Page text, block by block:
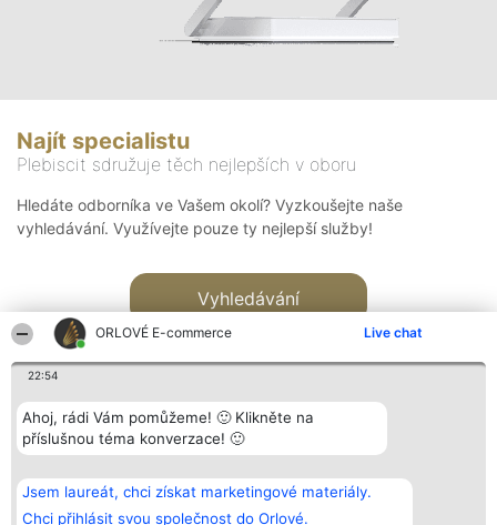
ORLOVÉ E-commerce Live chat
22:54
Ahoj, rádi Vám pomůžeme! 🙂 Klikněte na
příslušnou téma konverzace! 🙂
Jsem laureát, chci získat marketingové materiály.
Chci přihlásit svou společnost do Orlové.
Najít specialistu
Plebiscit sdružuje těch nejlepších v oboru
Hledáte odborníka ve Vašem okolí? Vyzkoušejte naše
vyhledávání. Využívejte pouze ty nejlepší služby!
Vyhledávání
Bright Side Solutions sp. z o.
o. sp. k.
ul. Ruska 22
Vítězové
Seznam všech
laureátů
Kontakt